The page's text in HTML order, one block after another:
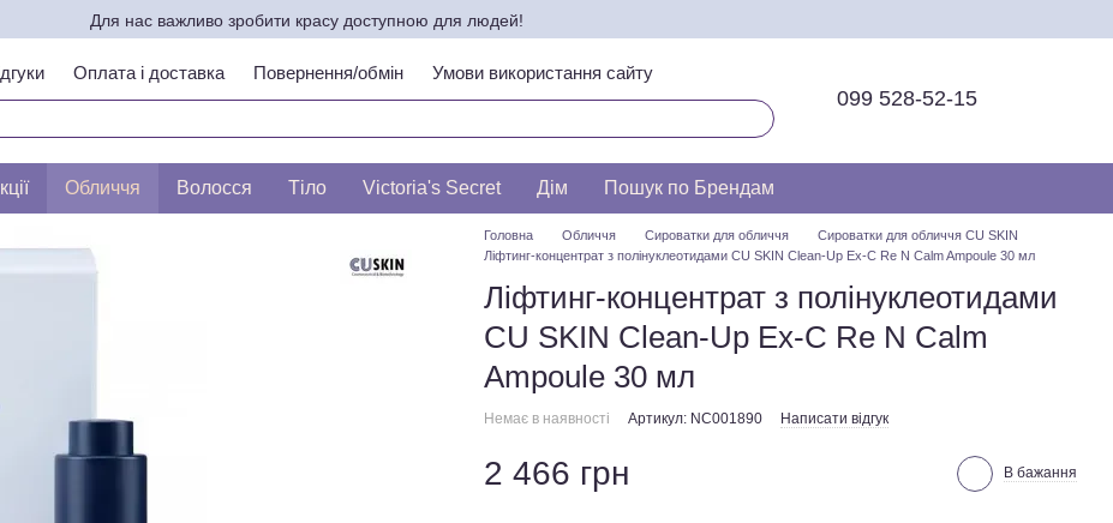
Для нас важливо зробити красу доступною для людей!
Оплата і доставка Повернення/обмін
Умови використання сайту
типу шкіри по ЛЕСЛІ БАУМАНН
099 528-52-15
Обличчя Волосся Тіло Victoria's Secret Дім Пошук по Брендам
Головна Обличчя Сироватки для обличчя
Сироватки для обличчя CU SKIN
Ліфтинг-концентрат з полінуклеотидами CU SKIN Clean-Up Ex-C Re N Calm Ampoule 30 мл
Ліфтинг-концентрат з полінуклеотидами
CU SKIN Clean-Up Ex-C Re N Calm
Ampoule 30 мл
Немає в наявності Артикул: NC001890 Написати відгук
2 466 грн В бажання